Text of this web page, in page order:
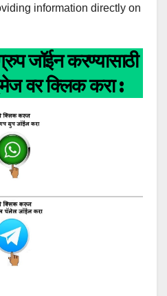
information directly on
जॉईन करण्यासाठी
वर क्लिक करा :